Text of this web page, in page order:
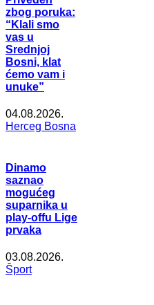
zbog poruka:
“Klali smo
vas u
Srednjoj
Bosni, klat
ćemo vam i
unuke”
04.08.2026.
Herceg Bosna
Dinamo
saznao
mogućeg
suparnika u
play-offu Lige
prvaka
03.08.2026.
Šport